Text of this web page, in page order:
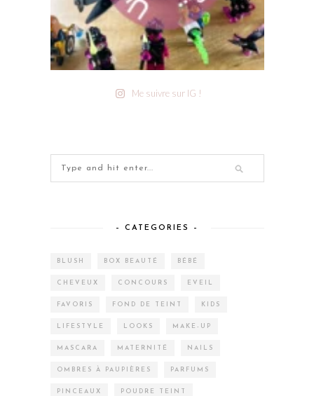
Me suivre sur IG !
– CATEGORIES –
BLUSH BOX BEAUTÉ BÉBÉ
CHEVEUX CONCOURS EVEIL
FAVORIS FOND DE TEINT KIDS
LIFESTYLE LOOKS MAKE-UP
MASCARA MATERNITÉ NAILS
OMBRES À PAUPIÈRES PARFUMS
PINCEAUX POUDRE TEINT